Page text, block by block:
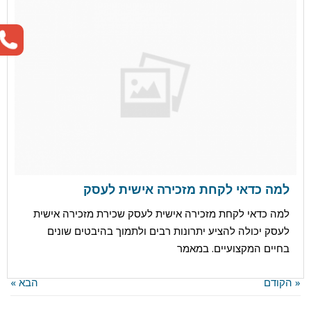
למה חשוב לקדם אתרי איקומרס בגוגל
למה חשוב לקדם אתרי איקומרס בגוגל קידום אתרי איקומרס
בגוגל הוא חיוני להנעת תנועה, הגדלת הנראות ומקסום
למה כדאי לקחת מזכירה אישית לעסק
למה כדאי לקחת מזכירה אישית לעסק שכירת מזכירה אישית
לעסק יכולה להציע יתרונות רבים ולתמוך בהיבטים שונים
בחיים המקצועיים. במאמר
מאמרים
« הקודם הבא »